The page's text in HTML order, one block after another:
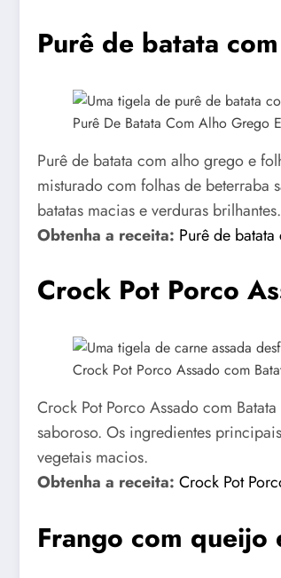
Purê de batata
Purê De Batata Com Alho Grego
Purê de batata com alho grego e
misturado com folhas de beterraba
batatas macias e verduras brilhantes.
Obtenha a receita: Purê de
Crock Pot Porco
Crock Pot Porco Assado com
Crock Pot Porco Assado com
saboroso. Os ingredientes
vegetais macios.
Obtenha a receita: Crock Pot
Frango com queijo